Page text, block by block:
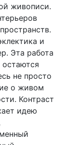
живописи.
и
Эта работа
не просто
о живом
Контраст
идею